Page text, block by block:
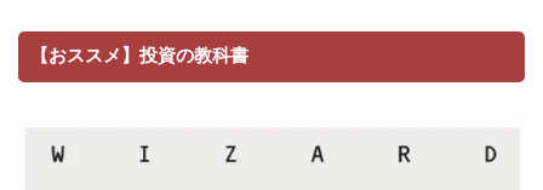
【おススメ】投資の教科書